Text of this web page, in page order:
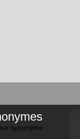
synonyme